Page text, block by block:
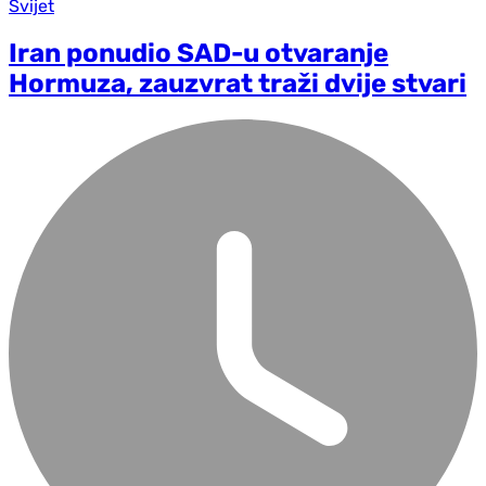
Svijet
Iran ponudio SAD-u otvaranje
Hormuza, zauzvrat traži dvije stvari